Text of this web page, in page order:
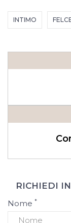
INTIMO
RICHIEDI
Nome *